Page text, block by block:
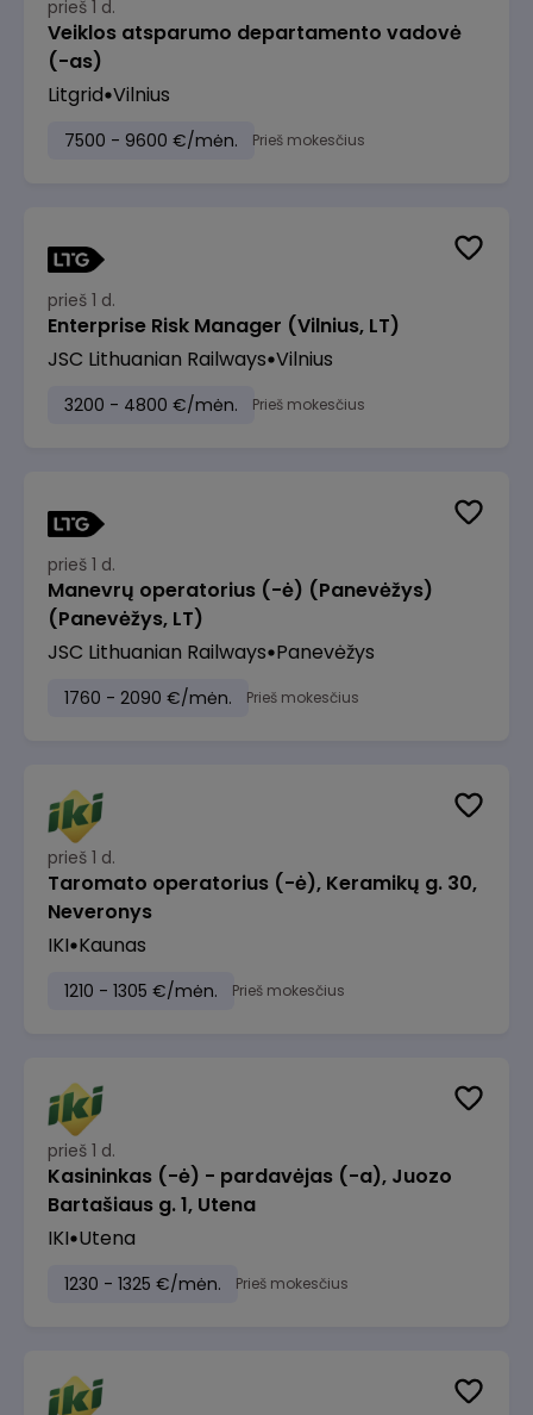
prieš 1 d.
Veiklos atsparumo departamento vadovė
(-as)
Litgrid Vilnius
7500 - 9600 €/mėn. Prieš mokesčius
prieš 1 d.
Enterprise Risk Manager (Vilnius, LT)
JSC Lithuanian Railways Vilnius
3200 - 4800 €/mėn. Prieš mokesčius
prieš 1 d.
Manevrų operatorius (-ė) (Panevėžys)
(Panevėžys, LT)
JSC Lithuanian Railways Panevėžys
1760 - 2090 €/mėn. Prieš mokesčius
prieš 1 d.
Taromato operatorius (-ė), Keramikų g. 30,
Neveronys
IKI Kaunas
1210 - 1305 €/mėn. Prieš mokesčius
prieš 1 d.
Kasininkas (-ė) - pardavėjas (-a), Juozo
Bartašiaus g. 1, Utena
IKI Utena
1230 - 1325 €/mėn. Prieš mokesčius